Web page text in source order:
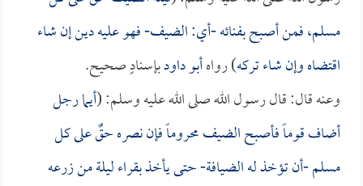
مسلم، فمن أصبح بفنائه -أي: الضيف- فهو عليه دين إن شاء
اقتضاه وإن شاء تركه) رواهأبو داودبإسنادٍ صحيح.
وعنه قال: قال رسول الله صلى الله عليه وسلم: (أيما رجل
أضاف قوماً فأصبح الضيف محروماً فإن نصره حقٌ على كل
مسلم -أن تؤخذ له الضيافة- حتى يأخذ بقراء ليلة من زرعه